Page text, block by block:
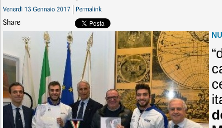
Venerdì 13 Gennaio 2017 Permalink
Share